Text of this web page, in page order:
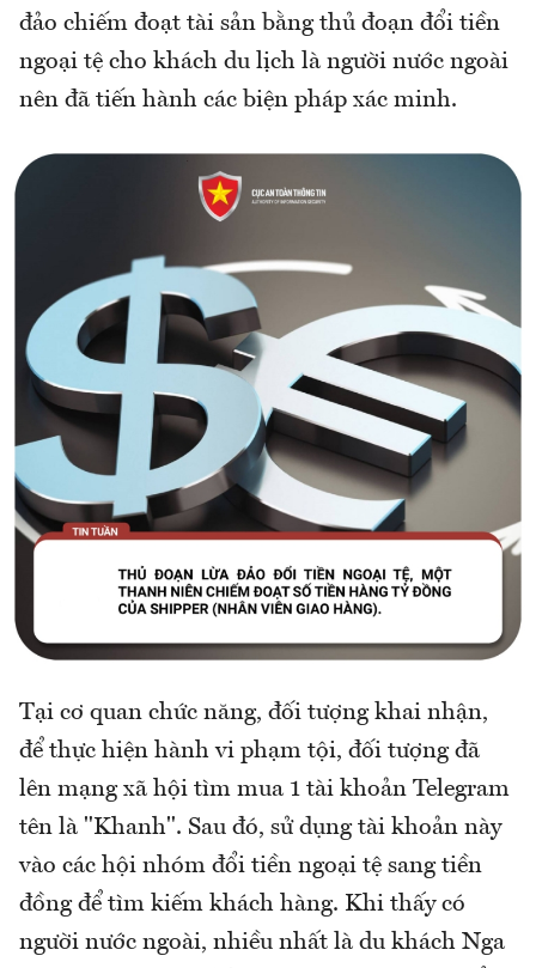
đảo chiếm đoạt tài sản bằng thủ đoạn đổi tiền
ngoại tệ cho khách du lịch là người nước ngoài
nên đã tiến hành các biện pháp xác minh.
Tại cơ quan chức năng, đối tượng khai nhận,
để thực hiện hành vi phạm tội, đối tượng đã
lên mạng xã hội tìm mua 1 tài khoản Telegram
tên là "Khanh". Sau đó, sử dụng tài khoản này
vào các hội nhóm đổi tiền ngoại tệ sang tiền
đồng để tìm kiếm khách hàng. Khi thấy có
người nước ngoài, nhiều nhất là du khách Nga